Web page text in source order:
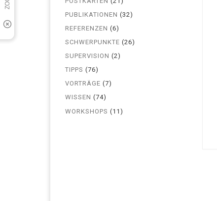
PUBLIKATIONEN (32)
REFERENZEN (6)
SCHWERPUNKTE (26)
SUPERVISION (2)
TIPPS (76)
VORTRÄGE (7)
WISSEN (74)
WORKSHOPS (11)